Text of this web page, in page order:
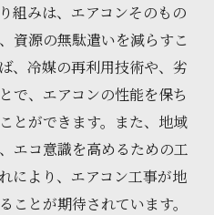
に向けた再利用事例
エアコン再利用の実際
健康的な室内環境
解決する再利用の工夫
成功ストーリー
たらす居住者の満足度
組みは、エアコンそのもの
資源の無駄遣いを減らすこ
、冷媒の再利用技術や、劣
で、エアコンの性能を保ち
とができます。また、地域
エコ意識を高めるための工
により、エアコン工事が地
ことが期待されています。